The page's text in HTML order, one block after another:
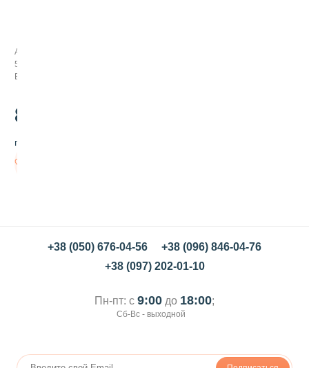
а
т
и
и
с
о
в
Арт:
53008
В наличии
85
грн/шт
+38 (050) 676-04-56
+38 (096) 846-04-76
+38 (097) 202-01-10
Пн-пт: с 9:00 до 18:00;
Сб-Вс - выходной